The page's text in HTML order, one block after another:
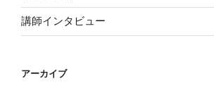
講師インタビュー
アーカイブ